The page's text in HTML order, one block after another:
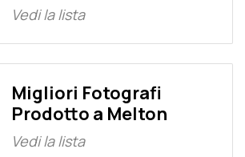
Vedi la lista
Migliori Fotografi
Prodotto a Melton
Vedi la lista